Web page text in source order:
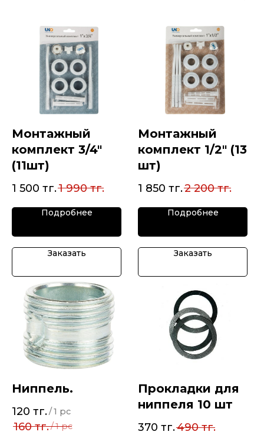
Монтажный
комплект 3/4"
(11шт)
1 500 тг.1 990 тг.
Подробнее
Заказать
Монтажный
комплект 1/2" (13
шт)
1 850 тг.2 200 тг.
Подробнее
Заказать
Ниппель.
120 тг./1 pc
160 тг./1 pc
Прокладки для
ниппеля 10 шт
370 тг.490 тг.